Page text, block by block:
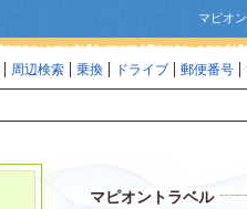
マピオ
周辺検索 乗換 ドライブ 郵便番号
マピオントラベル